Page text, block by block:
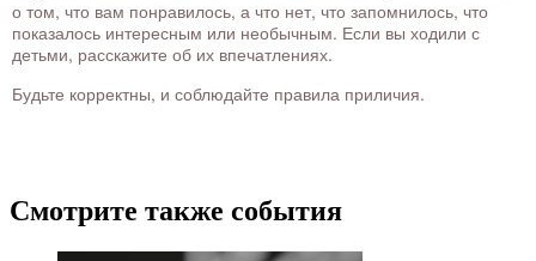
о том, что вам понравилось, а что нет, что запомнилось, что
показалось интересным или необычным. Если вы ходили с
детьми, расскажите об их впечатлениях.
Будьте корректны, и соблюдайте правила приличия.
Смотрите также события